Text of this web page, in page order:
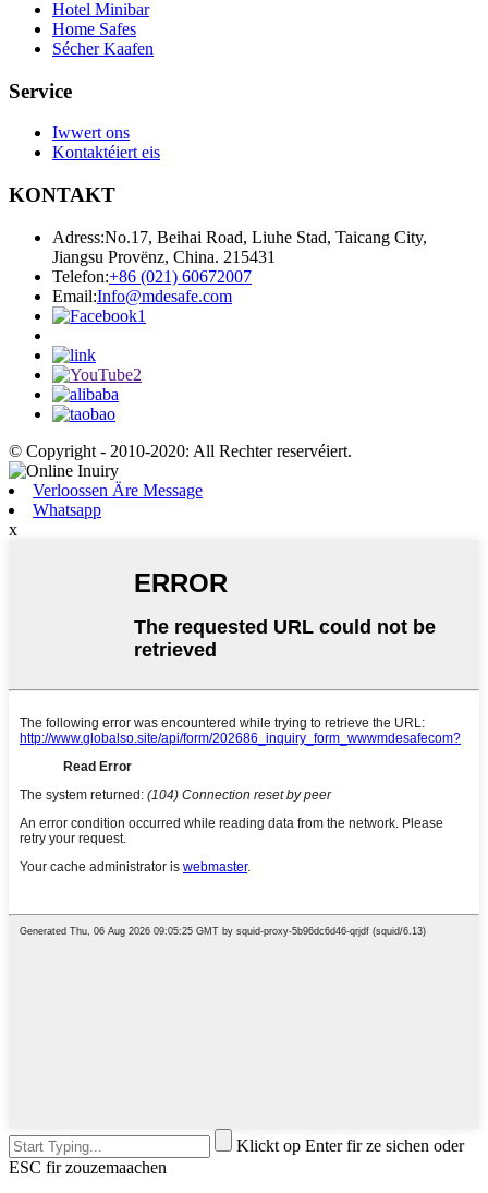
Hotel Minibar
Home Safes
Sécher Kaafen
Service
Iwwert ons
Kontaktéiert eis
KONTAKT
Adress:No.17, Beihai Road, Liuhe Stad, Taicang City,
Jiangsu Provënz, China. 215431
Telefon:+86 (021) 60672007
Email:Info@mdesafe.com
© Copyright - 2010-2020: All Rechter reservéiert.
Verloossen Äre Message
Whatsapp
x
Klickt op Enter fir ze sichen oder
ESC fir zouzemaachen